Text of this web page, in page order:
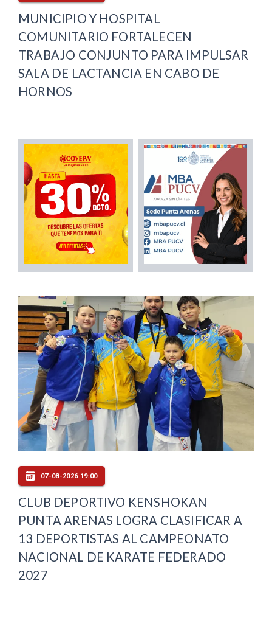
MUNICIPIO Y HOSPITAL
COMUNITARIO FORTALECEN
TRABAJO CONJUNTO PARA IMPULSAR
SALA DE LACTANCIA EN CABO DE
HORNOS
07-08-2026 19:00
CLUB DEPORTIVO KENSHOKAN
PUNTA ARENAS LOGRA CLASIFICAR A
13 DEPORTISTAS AL CAMPEONATO
NACIONAL DE KARATE FEDERADO
2027